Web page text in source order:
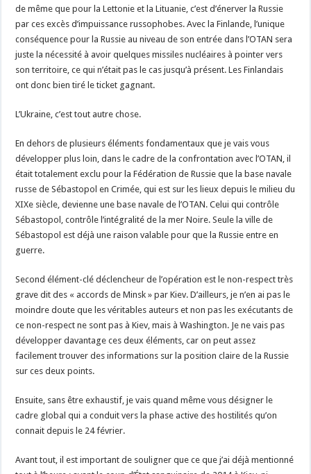
de même que pour la Lettonie et la Lituanie, c’est d’énerver la Russie
par ces excès d’impuissance russophobes. Avec la Finlande, l’unique
conséquence pour la Russie au niveau de son entrée dans l’OTAN sera
juste la nécessité à avoir quelques missiles nucléaires à pointer vers
son territoire, ce qui n’était pas le cas jusqu’à présent. Les Finlandais
ont donc bien tiré le ticket gagnant.
L’Ukraine, c’est tout autre chose.
En dehors de plusieurs éléments fondamentaux que je vais vous
développer plus loin, dans le cadre de la confrontation avec l’OTAN, il
était totalement exclu pour la Fédération de Russie que la base navale
russe de Sébastopol en Crimée, qui est sur les lieux depuis le milieu du
XIXe siècle, devienne une base navale de l’OTAN. Celui qui contrôle
Sébastopol, contrôle l’intégralité de la mer Noire. Seule la ville de
Sébastopol est déjà une raison valable pour que la Russie entre en
guerre.
Second élément-clé déclencheur de l’opération est le non-respect très
grave dit des « accords de Minsk » par Kiev. D’ailleurs, je n’en ai pas le
moindre doute que les véritables auteurs et non pas les exécutants de
ce non-respect ne sont pas à Kiev, mais à Washington. Je ne vais pas
développer davantage ces deux éléments, car on peut assez
facilement trouver des informations sur la position claire de la Russie
sur ces deux points.
Ensuite, sans être exhaustif, je vais quand même vous désigner le
cadre global qui a conduit vers la phase active des hostilités qu’on
connait depuis le 24 février.
Avant tout, il est important de souligner que ce que j’ai déjà mentionné